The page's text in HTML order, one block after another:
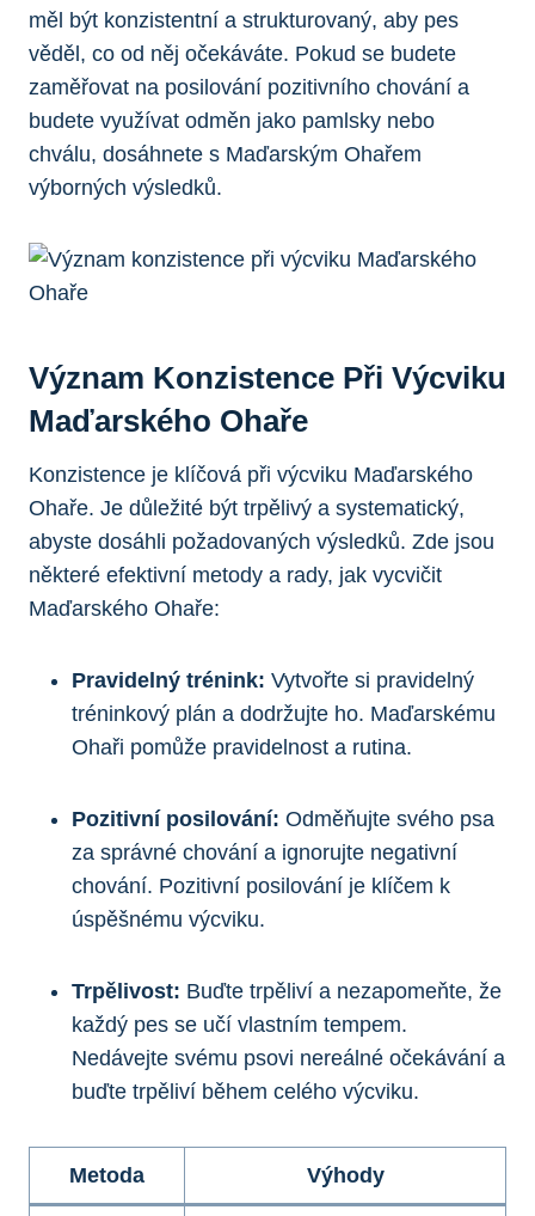
měl být konzistentní a strukturovaný, aby pes
věděl, co od něj očekáváte. Pokud se budete
zaměřovat na posilování pozitivního chování a
budete využívat odměn jako pamlsky nebo
chválu, dosáhnete s Maďarským Ohařem
výborných výsledků.
Význam Konzistence Při Výcviku
Maďarského Ohaře
Konzistence je klíčová při výcviku Maďarského
Ohaře. Je důležité být trpělivý a systematický,
abyste dosáhli požadovaných výsledků. Zde jsou
některé efektivní metody a rady, jak vycvičit
Maďarského Ohaře:
Pravidelný trénink: Vytvořte si pravidelný
tréninkový plán a dodržujte ho. Maďarskému
Ohaři pomůže pravidelnost a rutina.
Pozitivní posilování: Odměňujte svého psa
za správné chování a ignorujte negativní
chování. Pozitivní posilování je klíčem k
úspěšnému výcviku.
Trpělivost: Buďte trpěliví a nezapomeňte, že
každý pes se učí vlastním tempem.
Nedávejte svému psovi nereálné očekávání a
buďte trpěliví během celého výcviku.
Metoda Výhody